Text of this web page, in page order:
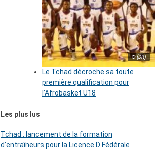
© (DR)
Le Tchad décroche sa toute
première qualification pour
l’Afrobasket U18
Les plus lus
Tchad : lancement de la formation
d’entraîneurs pour la Licence D Fédérale